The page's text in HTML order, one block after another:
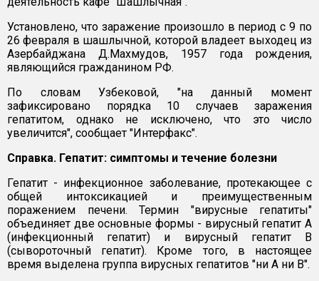
Установлено, что заражение произошло в период с 9 по
26 февраля в шашлычной, которой владеет выходец из
Азербайджана Д.Махмудов, 1957 года рождения,
являющийся гражданином РФ.
По словам Узбековой, "на данный момент
зафиксировано порядка 10 случаев заражения
гепатитом, однако не исключено, что это число
увеличится", сообщает "Интерфакс".
Справка. Гепатит: симптомы и течение болезни
Гепатит - инфекционное заболевание, протекающее с
общей интоксикацией и преимущественным
поражением печени. Термин "вирусные гепатиты"
объединяет две основные формы - вирусный гепатит А
(инфекционный гепатит) и вирусный гепатит В
(сывороточный гепатит). Кроме того, в настоящее
время выделена группа вирусных гепатитов "ни А ни В".